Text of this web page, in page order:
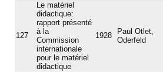
127
Le matériel
didactique:
rapport présenté
à la
Commission
internationale
pour le matériel
didactique
1928
Paul Otlet,
Oderfeld